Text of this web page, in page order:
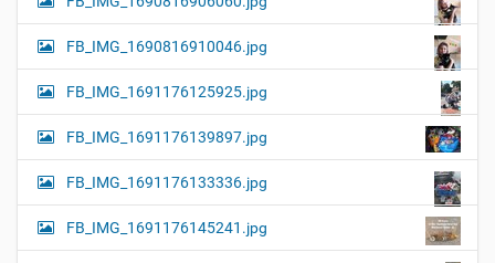
FB_IMG_1690816910046.jpg
FB_IMG_1691176125925.jpg
FB_IMG_1691176139897.jpg
FB_IMG_1691176133336.jpg
FB_IMG_1691176145241.jpg